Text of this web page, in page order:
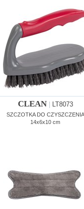
CLEAN LT8073
SZCZOTKA DO CZYSZCZENIA
14x6x10 cm